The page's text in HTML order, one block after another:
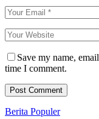
Save my name,
time I comment.
Berita Populer